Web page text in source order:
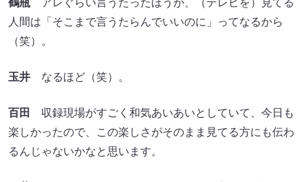
人間は「そこまで言うたらんでいいのに」ってなるから
（笑）。
玉井 なるほど（笑）。
百田
収録現場がすごく和気あいあいとしていて、今日も
楽しかったので、この楽しさがそのまま見てる方にも伝わ
るんじゃないかなと思います。